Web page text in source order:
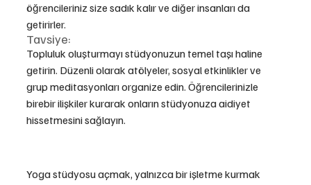
öğrencileriniz size sadık kalır ve diğer insanları da
getirirler.
Tavsiye:
Topluluk oluşturmayı stüdyonuzun temel taşı haline
getirin. Düzenli olarak atölyeler, sosyal etkinlikler ve
grup meditasyonları organize edin. Öğrencilerinizle
birebir ilişkiler kurarak onların stüdyonuza aidiyet
hissetmesini sağlayın.
Yoga stüdyosu açmak, yalnızca bir işletme kurmak